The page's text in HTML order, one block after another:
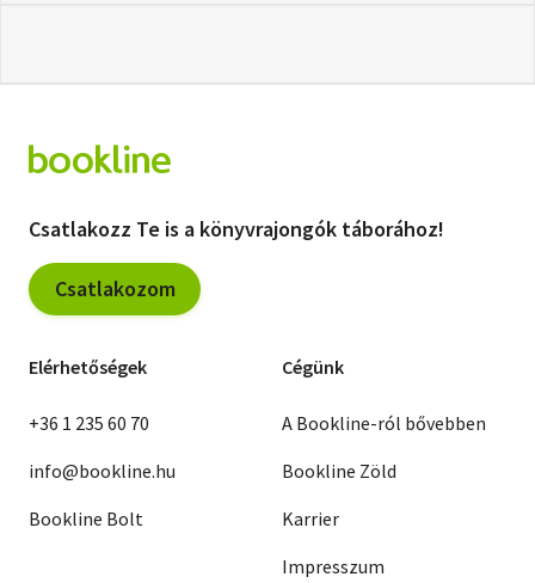
Csatlakozz Te is a könyvrajongók táborához!
Csatlakozom
Elérhetőségek
+36 1 235 60 70
info@bookline.hu
Bookline Bolt
Cégünk
A Bookline-ról bővebben
Bookline Zöld
Karrier
Impresszum